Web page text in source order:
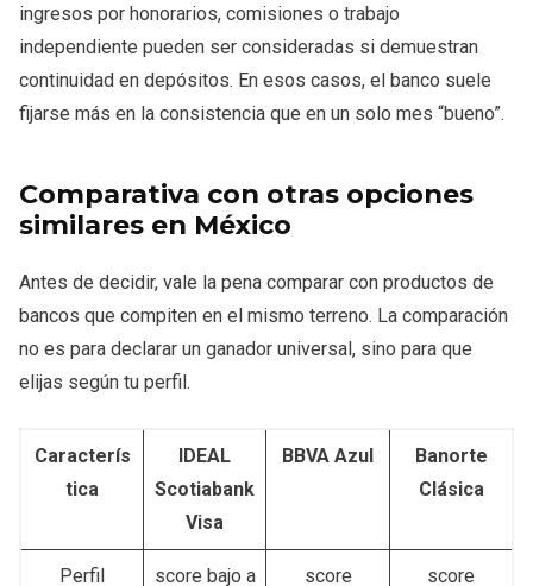
ingresos por honorarios, comisiones o trabajo
independiente pueden ser consideradas si demuestran
continuidad en depósitos. En esos casos, el banco suele
fijarse más en la consistencia que en un solo mes “bueno”.
Comparativa con otras opciones
similares en México
Antes de decidir, vale la pena comparar con productos de
bancos que compiten en el mismo terreno. La comparación
no es para declarar un ganador universal, sino para que
elijas según tu perfil.
Caracterís
tica
IDEAL
Scotiabank
Visa
BBVA Azul
Banorte
Clásica
Perfil
score bajo a
score
score